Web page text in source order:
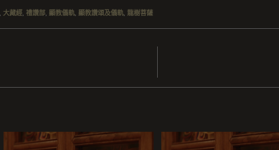
大藏經, 禮讚部, 顯教儀軌, 顯教讚頌及儀軌, 龍樹菩薩